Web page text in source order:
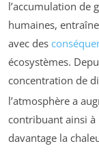
l’accumulation de
humaines,
avec des
écosystèmes.
concentration de
l’atmosphère a
contribuant ainsi à
davantage la